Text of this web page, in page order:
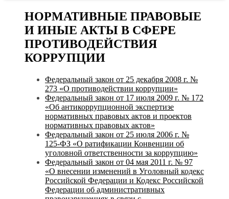
НОРМАТИВНЫЕ ПРАВОВЫЕ
И ИНЫЕ АКТЫ В СФЕРЕ
ПРОТИВОДЕЙСТВИЯ
КОРРУПЦИИ
Федеральный закон от 25 декабря 2008 г. №
273 «О противодействии коррупции»
Федеральный закон от 17 июля 2009 г. № 172
«Об антикоррупционной экспертизе
нормативных правовых актов и проектов
нормативных правовых актов»
Федеральный закон от 25 июля 2006 г. №
125-ФЗ «О ратификации Конвенции об
уголовной ответственности за коррупцию»
Федеральный закон от 04 мая 2011 г. № 97
«О внесении изменений в Уголовный кодекс
Российской Федерации и Кодекс Российской
Федерации об административных